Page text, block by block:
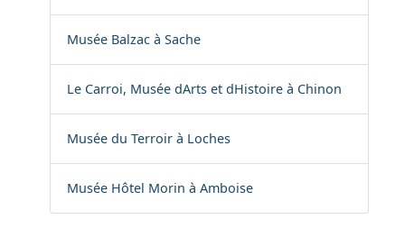
Musée Balzac à Sache
Le Carroi, Musée dArts et dHistoire à Chinon
Musée du Terroir à Loches
Musée Hôtel Morin à Amboise